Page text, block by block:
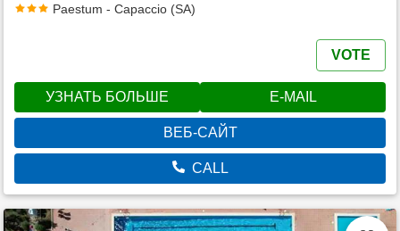
Paestum - Capaccio (SA)
VOTE
УЗНАТЬ БОЛЬШЕ E-MAIL
ВЕБ-САЙТ
CALL